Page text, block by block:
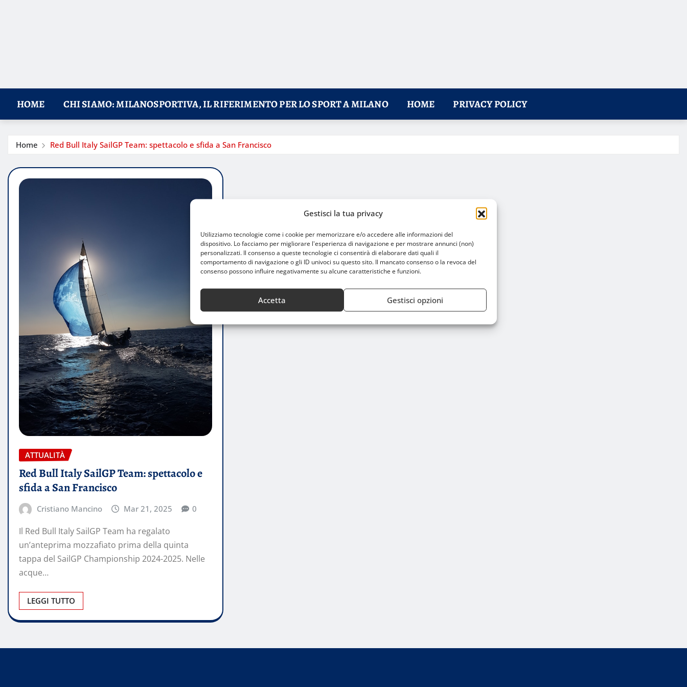
Gestisci la tua privacy
Utilizziamo tecnologie come i cookie per memorizzare e/o accedere alle informazioni del
dispositivo. Lo facciamo per migliorare l'esperienza di navigazione e per mostrare annunci (non)
personalizzati. Il consenso a queste tecnologie ci consentirà di elaborare dati quali il
comportamento di navigazione o gli ID univoci su questo sito. Il mancato consenso o la revoca del
consenso possono influire negativamente su alcune caratteristiche e funzioni.
Accetta Gestisci opzioni
HOME CHI SIAMO: MILANOSPORTIVA, IL RIFERIMENTO PER LO SPORT A MILANO HOME PRIVACY POLICY
Home Red Bull Italy SailGP Team: spettacolo e sfida a San Francisco
ATTUALITÀ
Red Bull Italy SailGP Team: spettacolo e
sfida a San Francisco
Cristiano Mancino Mar 21, 2025 0
Il Red Bull Italy SailGP Team ha regalato
un’anteprima mozzafiato prima della quinta
tappa del SailGP Championship 2024-2025. Nelle
acque…
LEGGI TUTTO